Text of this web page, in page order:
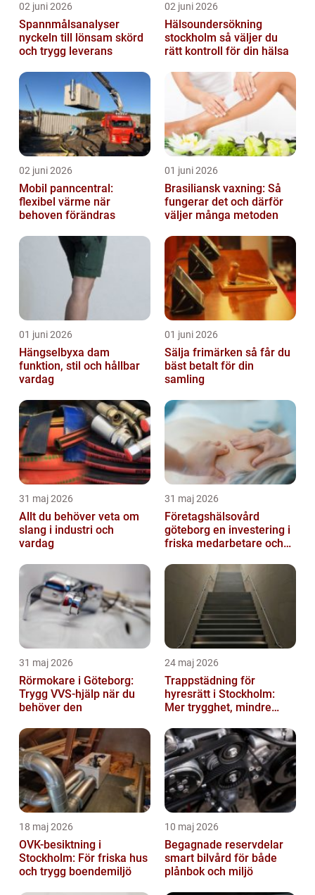
02 juni 2026
Spannmålsanalyser
nyckeln till lönsam skörd
och trygg leverans
02 juni 2026
Hälsoundersökning
stockholm så väljer du
rätt kontroll för din hälsa
02 juni 2026
Mobil panncentral:
flexibel värme när
behoven förändras
01 juni 2026
Brasiliansk vaxning: Så
fungerar det och därför
väljer många metoden
01 juni 2026
Hängselbyxa dam
funktion, stil och hållbar
vardag
01 juni 2026
Sälja frimärken så får du
bäst betalt för din
samling
31 maj 2026
Allt du behöver veta om
slang i industri och
vardag
31 maj 2026
Företagshälsovård
göteborg en investering i
friska medarbetare och
31 maj 2026
Rörmokare i Göteborg:
Trygg VVS-hjälp när du
behöver den
24 maj 2026
Trappstädning för
hyresrätt i Stockholm:
Mer trygghet, mindre
18 maj 2026
OVK-besiktning i
Stockholm: För friska hus
och trygg boendemiljö
10 maj 2026
Begagnade reservdelar
smart bilvård för både
plånbok och miljö